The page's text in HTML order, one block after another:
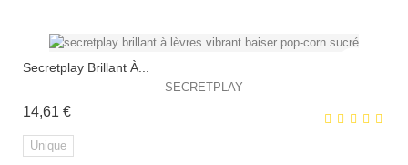
EXCLUSIVITÉ WEB !
HORS STOCK
Secretplay Brillant À...
SECRETPLAY
14,61 €Prix
Unique